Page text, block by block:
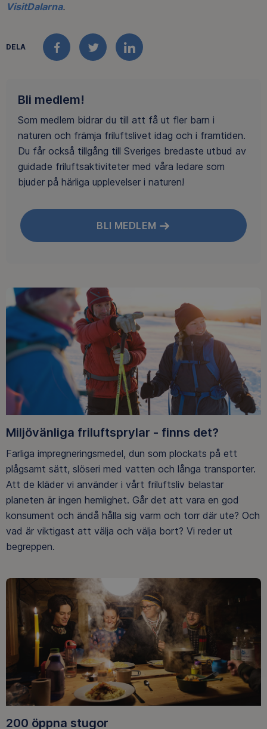
VisitDalarna.
DELA
FACEBOOKTWITTERLINKEDIN
Bli medlem!
Som medlem bidrar du till att få ut fler barn i
naturen och främja friluftslivet idag och i framtiden.
Du får också tillgång till Sveriges bredaste utbud av
guidade friluftsaktiviteter med våra ledare som
bjuder på härliga upplevelser i naturen!
BLI MEDLEM
Miljövänliga friluftsprylar - finns det?
Farliga impregneringsmedel, dun som plockats på ett
plågsamt sätt, slöseri med vatten och långa transporter.
Att de kläder vi använder i vårt friluftsliv belastar
planeten är ingen hemlighet. Går det att vara en god
konsument och ändå hålla sig varm och torr där ute? Och
vad är viktigast att välja och välja bort? Vi reder ut
begreppen.
200 öppna stugor